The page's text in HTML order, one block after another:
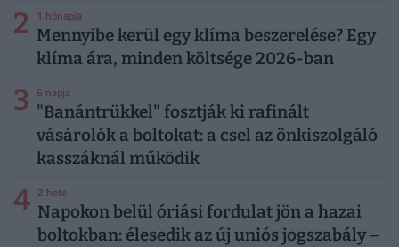
2 1 hónapja
Mennyibe kerül egy klíma beszerelése? Egy
klíma ára, minden költsége 2026-ban
3 6 napja
"Banántrükkel" fosztják ki rafinált
vásárolók a boltokat: a csel az önkiszolgáló
kasszáknál működik
4 2 hete
Napokon belül óriási fordulat jön a hazai
boltokban: élesedik az új uniós jogszabály –